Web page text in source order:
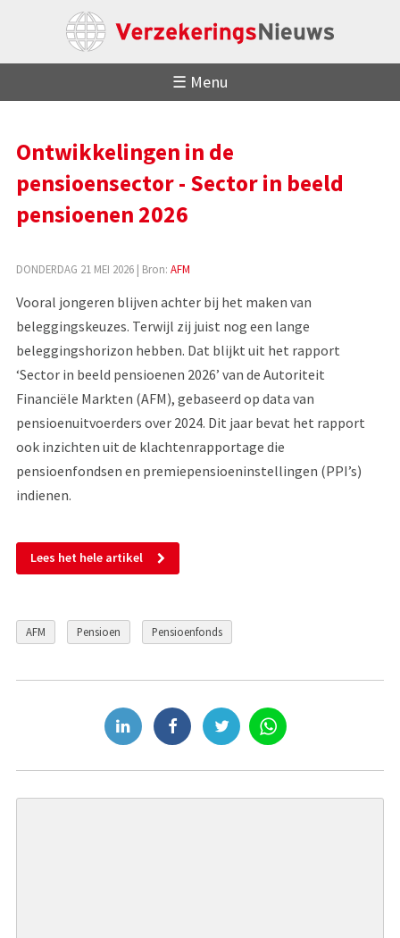
☰ Menu
Ontwikkelingen in de
pensioensector - Sector in beeld
pensioenen 2026
DONDERDAG 21 MEI 2026| Bron: AFM
Vooral jongeren blijven achter bij het maken van
beleggingskeuzes. Terwijl zij juist nog een lange
beleggingshorizon hebben. Dat blijkt uit het rapport
‘Sector in beeld pensioenen 2026’ van de Autoriteit
Financiële Markten (AFM), gebaseerd op data van
pensioenuitvoerders over 2024. Dit jaar bevat het rapport
ook inzichten uit de klachtenrapportage die
pensioenfondsen en premiepensioeninstellingen (PPI’s)
indienen.
Lees het hele artikel
AFM Pensioen Pensioenfonds